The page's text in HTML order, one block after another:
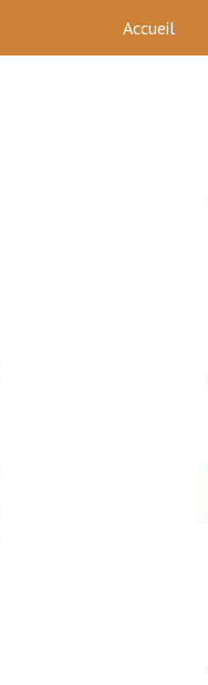
Accueil